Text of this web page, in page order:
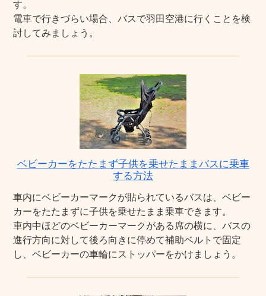
す。
電車で行きづらい場合、バスで羽田空港に行くことを検
討してみましょう。
ベビーカーをたたまず子供を乗せたままバスに乗車
する方法
車内にベビーカーマークが貼られているバスは、ベビー
カーをたたまずに子供を乗せたまま乗車できます。
車内中ほどのベビーカーマークがある席の横に、バスの
進行方向に対して後ろ向きに停めて補助ベルトで固定
し、ベビーカーの車輪にストッパーをかけましょう。